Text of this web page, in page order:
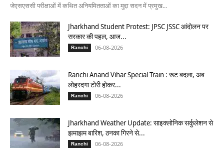
जेएसएससी परीक्षाओं में कथित अनियमितताओं का मुद्दा सदन में प्रमुख...
Jharkhand Student Protest: JPSC JSSC आंदोलन पर
सरकार की पहल, आज...
Ranchi 06-08-2026
Ranchi Anand Vihar Special Train : रूट बदला, अब
लोहरदगा टोरी होकर...
Ranchi 06-08-2026
Jharkhand Weather Update: साइक्लोनिक सर्कुलेशन से
झमाझम बारिश, ठनका गिरने से...
Ranchi 06-08-2026